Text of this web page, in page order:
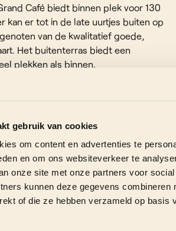
gebruik van cookies
om content en advertenties te
en om ons websiteverkeer te
onze site met onze partners voor
kunnen deze gegevens combineren
of die ze hebben verzameld op basis
Café biedt binnen plek voor 130
kan er tot in de late uurtjes buiten op
van de kwalitatief goede,
Het buitenterras biedt een
plekken als binnen.
EENS